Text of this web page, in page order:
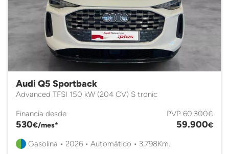
Audi Q5 Sportback
Advanced TFSI 150 kW (204 CV) S tronic
Financia desde
530€/mes*
PVP 60.300€
59.900€
Gasolina • 2026 • Automático • 3.798Km.